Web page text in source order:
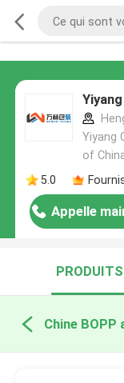
Yiyang
of
5.0
Appelle
PRODUITS